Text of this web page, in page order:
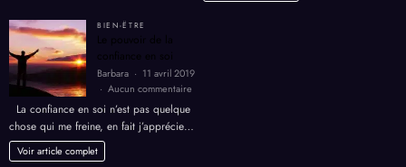
BIEN-ËTRE
Le pouvoir de la
confiance en soi
Barbara
11 avril 2019
Aucun commentaire
de
La confiance en soi n’est pas quelque
chose qui me freine, en fait j’apprécie…
Voir article complet